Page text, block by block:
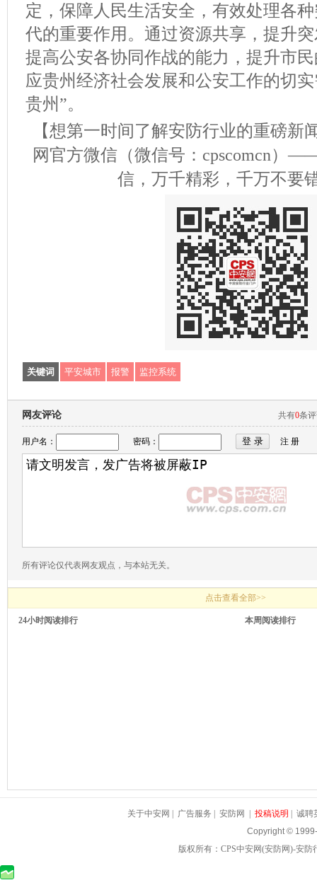
定，保障人民生活安全，有效处理各
代的重要作用。通过资源共享，提升
提高公安各协同作战的能力，提升市
应贵州经济社会发展和公安工作的切
贵州”。
【想第一时间了解安防行业的重磅新
网官方微信（微信号：cpscomcn）
信，万千精彩，千万不要
关键词 平安城市 报警 监控系统
网友评论 共有0条
用户名： 密码： 注 册
所有评论仅代表网友观点，与本站无关。
点击查看全部>>
24小时阅读排行 本周阅读排行
关于中安网 广告服务 安防网 投稿说明
诚聘
Copyright © 1999-
版权所有： CPS中安网(安防网)-安防